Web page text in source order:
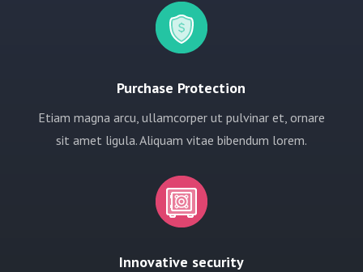
Purchase Protection
Etiam magna arcu, ullamcorper ut pulvinar et, ornare
sit amet ligula. Aliquam vitae bibendum lorem.
Innovative security